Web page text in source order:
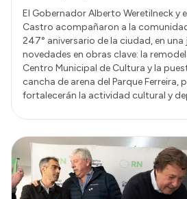
El Gobernador Alberto Weretilneck y
Castro acompañaron a la
247° aniversario de la ciudad, en
novedades en obras clave: la
Centro Municipal de Cultura y la
cancha de arena del Parque Ferreira,
fortalecerán la actividad cultural y